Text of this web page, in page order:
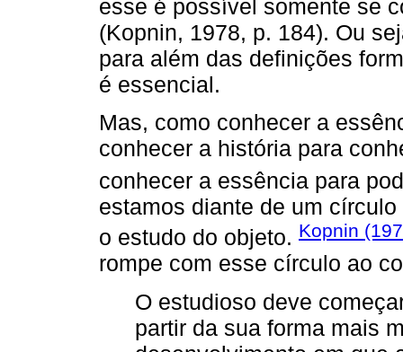
esse é possível somente se
(Kopnin, 1978, p. 184). Ou
para além das definições
é essencial.
Mas, como conhecer a
conhecer a história para
conhecer a essência para
estamos diante de um
o estudo do objeto. Kopnin
rompe com esse círculo ao
O estudioso deve
partir da sua forma mais